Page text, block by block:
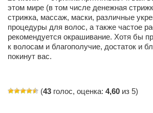
этом мире (в том числе денежная
стрижка, массаж, маски, различные
процедуры для волос, а также частое
рекомендуется окрашивание. Хотя бы
к волосам и благополучие, достаток и
покинут вас.
(43 голос, оценка: 4,60 из 5)